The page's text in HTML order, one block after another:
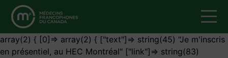
array(2) { [0]=> array(2) { ["text"]=> string(45) "Je m'inscris
en présentiel, au HEC Montréal" ["link"]=> string(83)